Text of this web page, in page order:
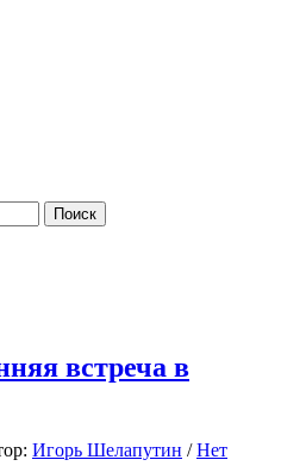
встреча в
Игорь Шелапутин /Нет